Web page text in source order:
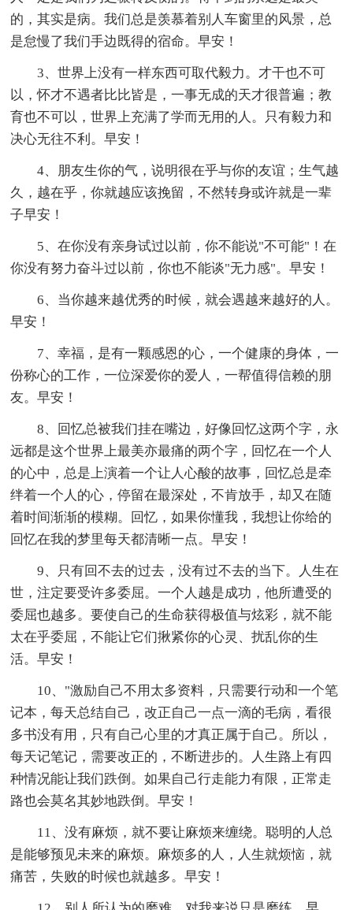
的，其实是病。我们总是羡慕着别人车窗里的风景，总
是怠慢了我们手边既得的宿命。早安！
3、世界上没有一样东西可取代毅力。才干也不可
以，怀才不遇者比比皆是，一事无成的天才很普遍；教
育也不可以，世界上充满了学而无用的人。只有毅力和
决心无往不利。早安！
4、朋友生你的气，说明很在乎与你的友谊；生气越
久，越在乎，你就越应该挽留，不然转身或许就是一辈
子早安！
5、在你没有亲身试过以前，你不能说"不可能"！在
你没有努力奋斗过以前，你也不能谈"无力感"。早安！
6、当你越来越优秀的时候，就会遇越来越好的人。
早安！
7、幸福，是有一颗感恩的心，一个健康的身体，一
份称心的工作，一位深爱你的爱人，一帮值得信赖的朋
友。早安！
8、回忆总被我们挂在嘴边，好像回忆这两个字，永
远都是这个世界上最美亦最痛的两个字，回忆在一个人
的心中，总是上演着一个让人心酸的故事，回忆总是牵
绊着一个人的心，停留在最深处，不肯放手，却又在随
着时间渐渐的模糊。回忆，如果你懂我，我想让你给的
回忆在我的梦里每天都清晰一点。早安！
9、只有回不去的过去，没有过不去的当下。人生在
世，注定要受许多委屈。一个人越是成功，他所遭受的
委屈也越多。要使自己的生命获得极值与炫彩，就不能
太在乎委屈，不能让它们揪紧你的心灵、扰乱你的生
活。早安！
10、"激励自己不用太多资料，只需要行动和一个笔
记本，每天总结自己，改正自己一点一滴的毛病，看很
多书没有用，只有自己心里的才真正属于自己。所以，
每天记笔记，需要改正的，不断进步的。人生路上有四
种情况能让我们跌倒。如果自己行走能力有限，正常走
路也会莫名其妙地跌倒。早安！
11、没有麻烦，就不要让麻烦来缠绕。聪明的人总
是能够预见未来的麻烦。麻烦多的人，人生就烦恼，就
痛苦，失败的时候也就越多。早安！